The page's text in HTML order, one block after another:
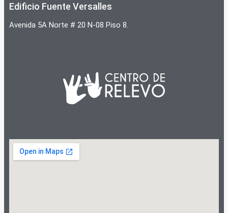
Edificio Fuente Versalles
Avenida 5A Norte # 20 N-08 Piso 8.